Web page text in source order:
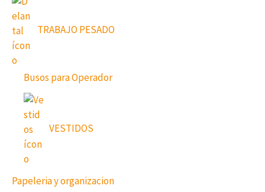
TRABAJO PESADO
Busos para Operador
VESTIDOS
Papeleria y organizacion